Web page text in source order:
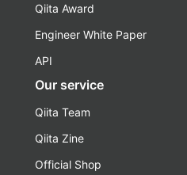
Qiita Award
Engineer White Paper
API
Our service
Qiita Team
Qiita Zine
Official Shop